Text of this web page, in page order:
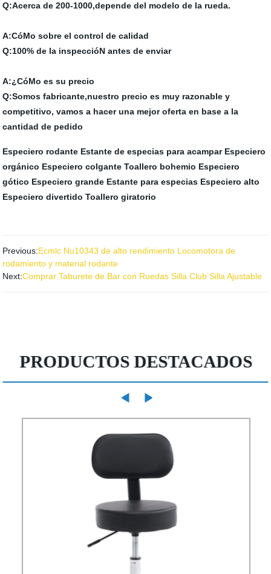
Q:Acerca de 200-1000,depende del modelo de la rueda.
A:CóMo sobre el control de calidad
Q:100% de la inspeccióN antes de enviar
A:¿CóMo es su precio
Q:Somos fabricante,nuestro precio es muy razonable y
competitivo, vamos a hacer una mejor oferta en base a la
cantidad de pedido
Especiero rodante Estante de especias para acampar Especiero
orgánico Especiero colgante Toallero bohemio Especiero
gótico Especiero grande Estante para especias Especiero alto
Especiero divertido Toallero giratorio
Previous:Ecmlc Nu10343 de alto rendimiento Locomotora de
rodamiento y material rodante
Next:Comprar Taburete de Bar con Ruedas Silla Club Silla Ajustable
PRODUCTOS DESTACADOS